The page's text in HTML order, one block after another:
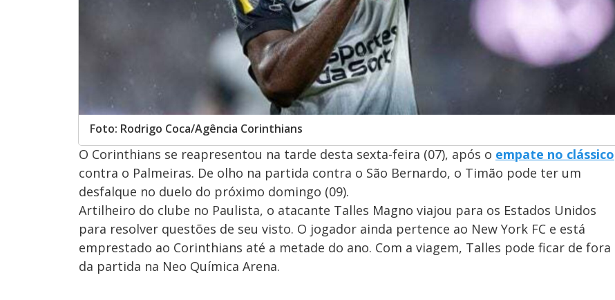
Foto: Rodrigo Coca/Agência Corinthians
O Corinthians se reapresentou na tarde desta sexta-feira (07), após o empate no clássico
contra o Palmeiras. De olho na partida contra o São Bernardo, o Timão pode ter um
desfalque no duelo do próximo domingo (09).
Artilheiro do clube no Paulista, o atacante Talles Magno viajou para os Estados Unidos
para resolver questões de seu visto. O jogador ainda pertence ao New York FC e está
emprestado ao Corinthians até a metade do ano. Com a viagem, Talles pode ficar de fora
da partida na Neo Química Arena.